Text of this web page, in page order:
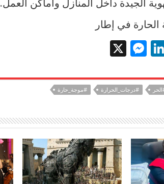
الجيدة داخل المنازل وأماكن العمل.
الحارة في إطار
Li
k
e
dI
n
M
se
n
g
er
#درجات_الحرارة #موجة_حارة